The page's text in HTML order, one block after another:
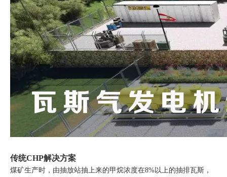
传统CHP解决方案
煤矿生产时，由抽放站抽上来的甲烷浓度在8%以上的抽排瓦斯，